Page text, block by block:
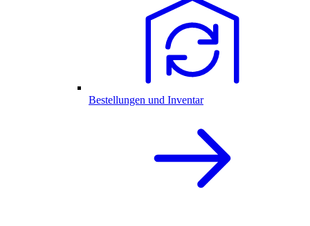
Bestellungen und Inventar